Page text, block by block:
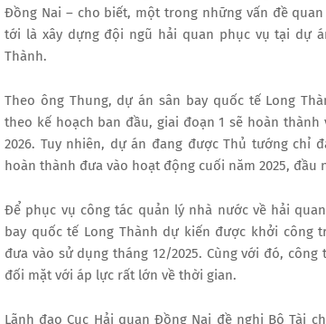
Đồng Nai – cho biết, một trong những vấn đề
tới là xây dựng đội ngũ hải quan phục vụ tại dự
Thành.
Theo ông Thung, dự án sân bay quốc tế Long
theo kế hoạch ban đầu, giai đoạn 1 sẽ hoàn
2026. Tuy nhiên, dự án đang được Thủ tướng chỉ
hoàn thành đưa vào hoạt động cuối năm 2025, đầu
Để phục vụ công tác quản lý nhà nước về hải
bay quốc tế Long Thành dự kiến được khởi công
đưa vào sử dụng tháng 12/2025. Cùng với đó,
đối mặt với áp lực rất lớn về thời gian.
Lãnh đạo Cục Hải quan Đồng Nai đề nghị Bộ Tài